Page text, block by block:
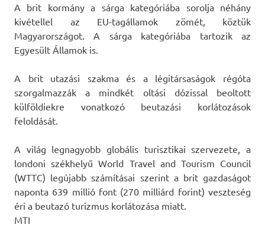
A brit kormány a sárga kategóriába sorolja néhány
kivétellel az EU-tagállamok zömét, köztük
Magyarországot. A sárga kategóriába tartozik az
Egyesült Államok is.
A brit utazási szakma és a légitársaságok régóta
szorgalmazzák a mindkét oltási dózissal beoltott
külföldiekre vonatkozó beutazási korlátozások
feloldását.
A világ legnagyobb globális turisztikai szervezete, a
londoni székhelyű World Travel and Tourism Council
(WTTC) legújabb számításai szerint a brit gazdaságot
naponta 639 millió font (270 milliárd forint) veszteség
éri a beutazó turizmus korlátozása miatt.
MTI